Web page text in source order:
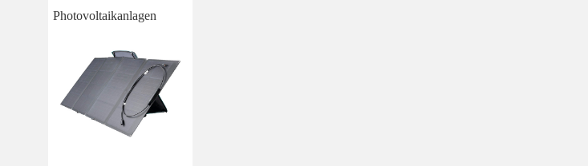
Photovoltaikanlagen